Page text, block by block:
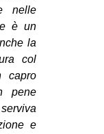
nelle
è un
la
col
capro
pene
e